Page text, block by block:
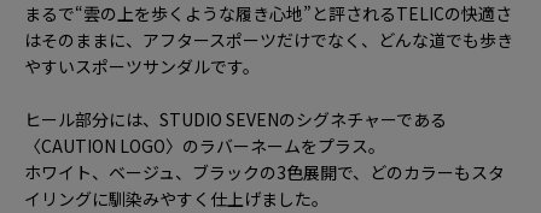
まるで“雲の上を歩くような履き心地”と評されるTELICの快適さ
はそのままに、アフタースポーツだけでなく、どんな道でも歩き
やすいスポーツサンダルです。
ヒール部分には、STUDIO SEVENのシグネチャーである
〈CAUTION LOGO〉のラバーネームをプラス。
ホワイト、ベージュ、ブラックの3色展開で、どのカラーもスタ
イリングに馴染みやすく仕上げました。